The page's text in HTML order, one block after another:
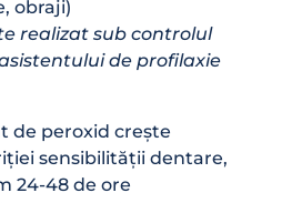
obraji)
realizat sub controlul
de profilaxie
de peroxid crește
sensibilității dentare,
24-48 de ore